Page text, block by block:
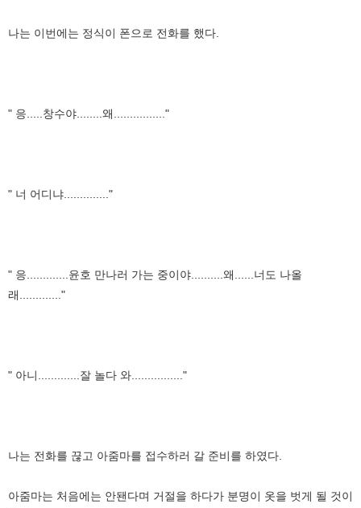
나는 이번에는 정식이 폰으로 전화를 했다.
" 응.....창수야........왜................"
" 너 어디냐.............."
" 응.............윤호 만나러 가는 중이야..........왜......너도 나올
래............."
" 아니.............잘 놀다 와................"
나는 전화를 끊고 아줌마를 접수하러 갈 준비를 하였다.
아줌마는 처음에는 안됀다며 거절을 하다가 분명이 옷을 벗게 될 것이